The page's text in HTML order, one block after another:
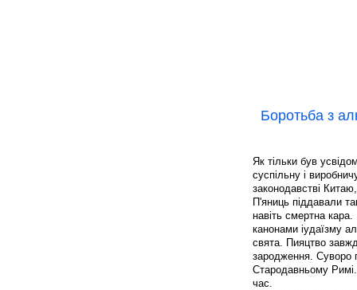
Боротьба з
Як тільки був
суспільну і
законодавстві
П'яниць піддавали
навіть смертна кара.
канонами іудаїзму
свята. Пияцтво
зародження. Суворо
Стародавньому
час.